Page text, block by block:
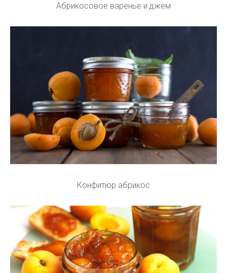
Абрикосовое варенье и джем
Конфитюр абрикос